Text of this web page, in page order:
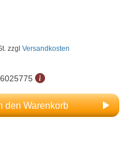
zzgl Versandkosten
den Warenkorb